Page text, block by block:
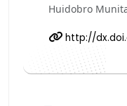
Huidobro
http://